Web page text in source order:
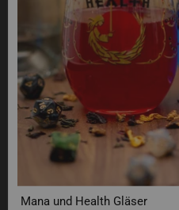
Mana und Health Gläser